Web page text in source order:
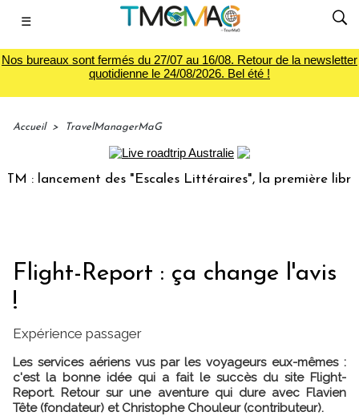
☰
Nos bureaux sont fermés du 27/07 au 16/08. Retour de la newsletter
quotidienne le 24/08/2026. Bel été !
Accueil > TravelManagerMaG
des "Escales Littéraires", la première librairie
Flight-Report : ça change l'avis
!
Expérience passager
Les services aériens vus par les voyageurs eux-mêmes :
c'est la bonne idée qui a fait le succès du site Flight-
Report. Retour sur une aventure qui dure avec Flavien
Tête (fondateur) et Christophe Chouleur (contributeur).